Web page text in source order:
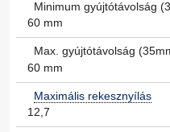
Minimum gyújtótávolság
60 mm
Max. gyújtótávolság
60 mm
Maximális rekesznyílás
12,7